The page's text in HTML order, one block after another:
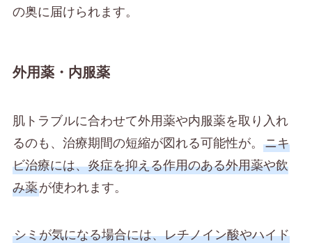
の奥に届けられます。
外用薬・内服薬
肌トラブルに合わせて外用薬や内服薬を取り入れ
るのも、治療期間の短縮が図れる可能性が。 ニキ
ビ治療には、炎症を抑える作用のある外用薬や飲
み薬が使われます。
シミが気になる場合には、レチノイン酸やハイド